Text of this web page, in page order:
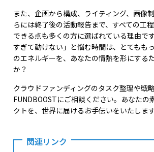
また、企画から構成、ライティング、画像
らには終了後の活動報告まで、すべての工
できる点も多くの方に選ばれている理由で
すぎて動けない」と悩む時間は、とてもも
のエネルギーを、あなたの情熱を形にする
か？
クラウドファンディングのタスク整理や戦
FUNDBOOSTにご相談ください。あなたの
クトを、世界に届けるお手伝いをいたします
関連リンク